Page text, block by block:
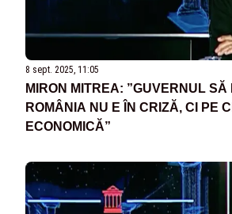
8 sept. 2025, 11:05
MIRON MITREA: ”GUVERNUL SĂ
ROMÂNIA NU E ÎN CRIZĂ, CI PE
ECONOMICĂ”